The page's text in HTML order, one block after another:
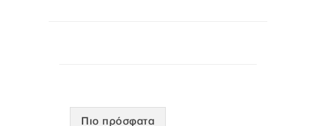
Πιο πρόσφατα